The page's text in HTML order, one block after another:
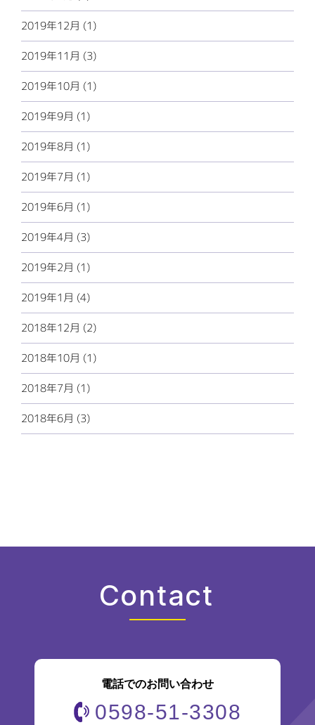
2019年12月 (1)
2019年11月 (3)
2019年10月 (1)
2019年9月 (1)
2019年8月 (1)
2019年7月 (1)
2019年6月 (1)
2019年4月 (3)
2019年2月 (1)
2019年1月 (4)
2018年12月 (2)
2018年10月 (1)
2018年7月 (1)
2018年6月 (3)
Contact
電話でのお問い合わせ
0598-51-3308